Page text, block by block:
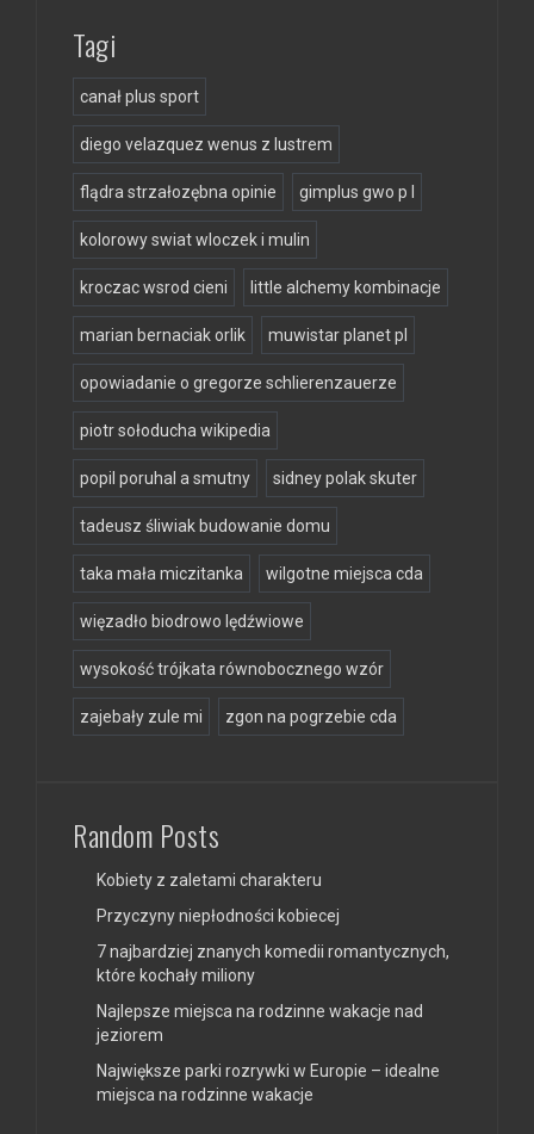
Tagi
canał plus sport
diego velazquez wenus z lustrem
flądra strzałozębna opinie gimplus gwo p l
kolorowy swiat wloczek i mulin
kroczac wsrod cieni little alchemy kombinacje
marian bernaciak orlik muwistar planet pl
opowiadanie o gregorze schlierenzauerze
piotr sołoducha wikipedia
popil poruhal a smutny sidney polak skuter
tadeusz śliwiak budowanie domu
taka mała miczitanka wilgotne miejsca cda
więzadło biodrowo lędźwiowe
wysokość trójkata równobocznego wzór
zajebały zule mi zgon na pogrzebie cda
Random Posts
Kobiety z zaletami charakteru
Przyczyny niepłodności kobiecej
7 najbardziej znanych komedii romantycznych,
które kochały miliony
Najlepsze miejsca na rodzinne wakacje nad
jeziorem
Największe parki rozrywki w Europie – idealne
miejsca na rodzinne wakacje